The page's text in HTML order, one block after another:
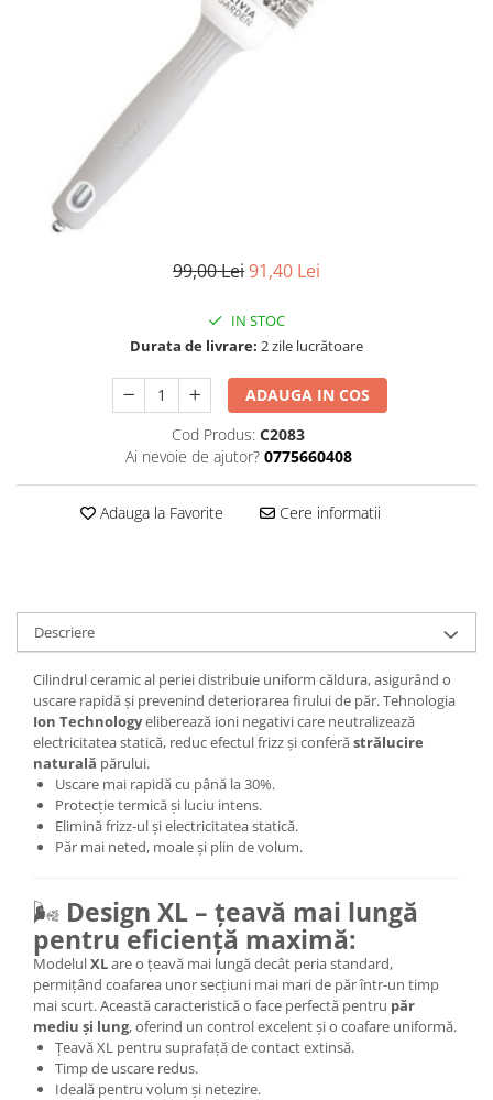
99,00 Lei91,40 Lei
IN STOC
Durata de livrare: 2 zile lucrătoare
ADAUGA IN COS
Cod Produs: C2083
Ai nevoie de ajutor? 0775660408
Adauga la Favorite Cere informatii
Descriere
Cilindrul ceramic al periei distribuie uniform căldura, asigurând o
uscare rapidă și prevenind deteriorarea firului de păr. Tehnologia
Ion Technologyeliberează ioni negativi care neutralizează
electricitatea statică, reduc efectul frizz și conferăstrălucire
naturală părului.
Uscare mai rapidă cu până la 30%.
Protecție termică și luciu intens.
Elimină frizz-ul și electricitatea statică.
Păr mai neted, moale și plin de volum.
🌬️ Design XL – țeavă mai lungă
pentru eficiență maximă:
ModelulXLare o țeavă mai lungă decât peria standard,
permițând coafarea unor secțiuni mai mari de păr într-un timp
mai scurt. Această caracteristică o face perfectă pentru păr
mediu și lung, oferind un control excelent și o coafare uniformă.
Țeavă XL pentru suprafață de contact extinsă.
Timp de uscare redus.
Ideală pentru volum și netezire.